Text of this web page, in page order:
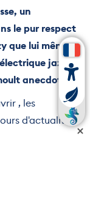
un
le pur respect
que lui même
jazz.
anecdotes.
, les
d'actualité.